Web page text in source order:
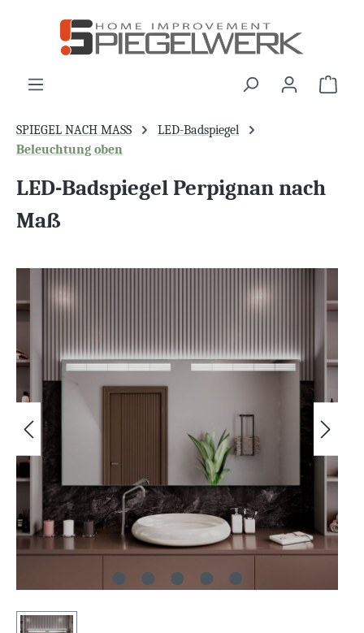
springen
SPIEGEL NACH MASS
LED-Badspiegel
Beleuchtung oben
LED-Badspiegel Perpignan nach
Maß